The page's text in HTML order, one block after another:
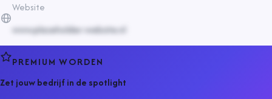
Website
www.placeholder-website.nl
PREMIUM WORDEN
Zet jouw bedrijf in de spotlight